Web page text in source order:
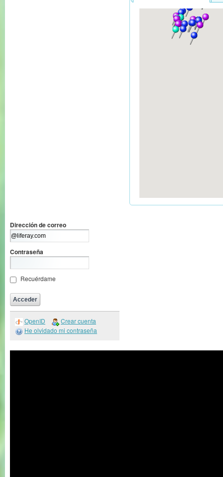
Dirección de correo
Contraseña
Recuérdame
OpenID
Crear cuenta
He olvidado mi contraseña